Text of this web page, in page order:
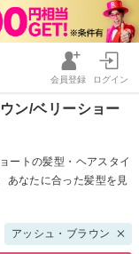
会員登録 ログイン
ン/ベリーショー
ートの髪型・ヘアスタイ
あなたに合った髪型を見
アッシュ・ブラウン